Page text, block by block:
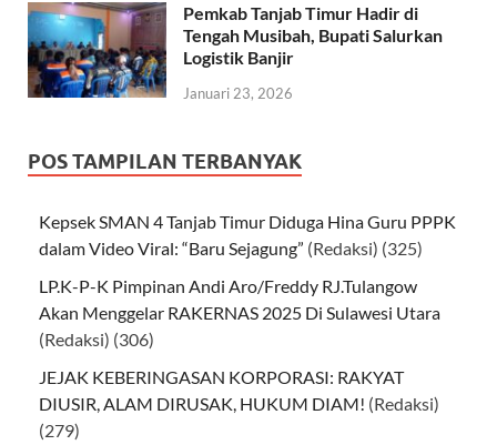
Pemkab Tanjab Timur Hadir di
Tengah Musibah, Bupati Salurkan
Logistik Banjir
Januari 23, 2026
POS TAMPILAN TERBANYAK
Kepsek SMAN 4 Tanjab Timur Diduga Hina Guru PPPK
dalam Video Viral: “Baru Sejagung” (Redaksi) (325)
LP.K-P-K Pimpinan Andi Aro/Freddy RJ.Tulangow
Akan Menggelar RAKERNAS 2025 Di Sulawesi Utara
(Redaksi) (306)
JEJAK KEBERINGASAN KORPORASI: RAKYAT
DIUSIR, ALAM DIRUSAK, HUKUM DIAM! (Redaksi)
(279)